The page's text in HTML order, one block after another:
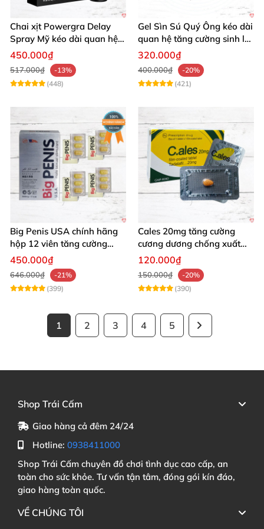
Chai xịt Powergra Delay
Spray Mỹ kéo dài quan hệ
tăng khoái cảm
450.000₫
517.000₫
-13%
(448)
Gel Sìn Sú Quý Ông kéo dài
quan hệ tăng cường sinh lý
nam
320.000₫
400.000₫
-20%
(421)
Big Penis USA chính hãng
hộp 12 viên tăng cường
sinh lý kéo dài cương dương
450.000₫
646.000₫
-21%
(399)
Cales 20mg tăng cường
cương dương chống xuất
tinh sớm bền lâu
120.000₫
150.000₫
-20%
(390)
1 2 3 4 5
Shop Trái Cấm
Giao hàng cả đêm 24/24
Hotline: 0938411000
Shop Trái Cấm chuyên đồ chơi tình dục cao cấp, an
toàn cho sức khỏe. Tư vấn tận tâm, đóng gói kín đáo,
giao hàng toàn quốc.
VỀ CHÚNG TÔI